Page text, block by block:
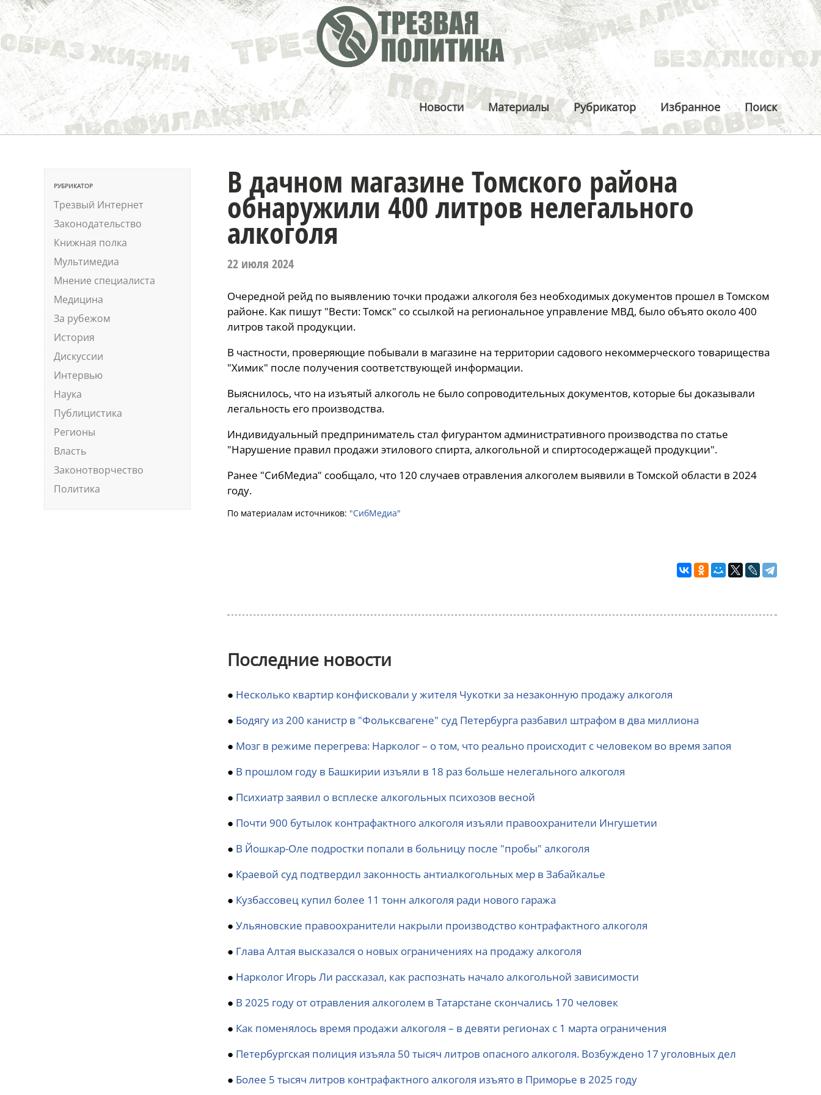
Новости Материалы Рубрикатор Избранное Поиск
РУБРИКАТОР
Трезвый Интернет
Законодательство
Книжная полка
Мультимедиа
Мнение специалиста
Медицина
За рубежом
История
Дискуссии
Интервью
Наука
Публицистика
Регионы
Власть
Законотворчество
Политика
В дачном магазине Томского района
обнаружили 400 литров нелегального
алкоголя
22 июля 2024
Очередной рейд по выявлению точки продажи алкоголя без необходимых документов прошел в Томском
районе. Как пишут "Вести: Томск" со ссылкой на региональное управление МВД, было объято около 400
литров такой продукции.
В частности, проверяющие побывали в магазине на территории садового некоммерческого товарищества
"Химик" после получения соответствующей информации.
Выяснилось, что на изъятый алкоголь не было сопроводительных документов, которые бы доказывали
легальность его производства.
Индивидуальный предприниматель стал фигурантом административного производства по статье
"Нарушение правил продажи этилового спирта, алкогольной и спиртосодержащей продукции".
Ранее "СибМедиа" сообщало, что 120 случаев отравления алкоголем выявили в Томской области в 2024
году.
По материалам источников: "СибМедиа"
Последние новости
● Несколько квартир конфисковали у жителя Чукотки за незаконную продажу алкоголя
● Бодягу из 200 канистр в "Фольксвагене" суд Петербурга разбавил штрафом в два миллиона
● Мозг в режиме перегрева: Нарколог – о том, что реально происходит с человеком во время запоя
● В прошлом году в Башкирии изъяли в 18 раз больше нелегального алкоголя
● Психиатр заявил о всплеске алкогольных психозов весной
● Почти 900 бутылок контрафактного алкоголя изъяли правоохранители Ингушетии
● В Йошкар-Оле подростки попали в больницу после "пробы" алкоголя
● Краевой суд подтвердил законность антиалкогольных мер в Забайкалье
● Кузбассовец купил более 11 тонн алкоголя ради нового гаража
● Ульяновские правоохранители накрыли производство контрафактного алкоголя
● Глава Алтая высказался о новых ограничениях на продажу алкоголя
● Нарколог Игорь Ли рассказал, как распознать начало алкогольной зависимости
● В 2025 году от отравления алкоголем в Татарстане скончались 170 человек
● Как поменялось время продажи алкоголя – в девяти регионах с 1 марта ограничения
● Петербургская полиция изъяла 50 тысяч литров опасного алкоголя. Возбуждено 17 уголовных дел
● Более 5 тысяч литров контрафактного алкоголя изъято в Приморье в 2025 году